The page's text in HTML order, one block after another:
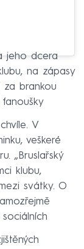
jeho dcera
na zápasy
za brankou
V
veškeré
„Bruslařský
klubu,
svátky. O